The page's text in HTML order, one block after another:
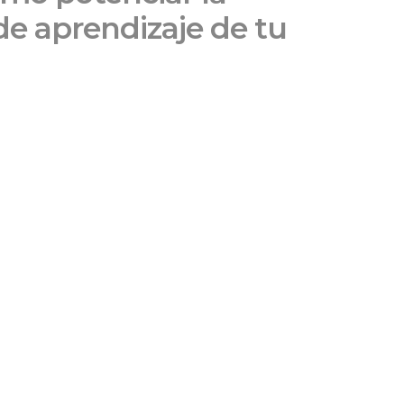
aprendizaje de tu